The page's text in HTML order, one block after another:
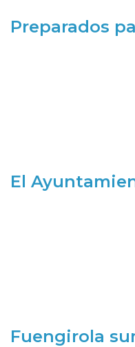
Preparados
El
Fuengirola